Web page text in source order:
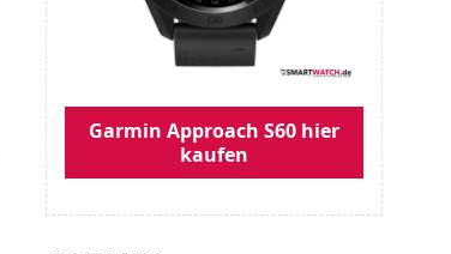
Garmin Approach S60 hier
kaufen